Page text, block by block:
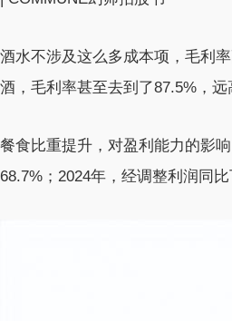
酒水不涉及这么多成本项，毛利
酒，毛利率甚至去到了87.5%，
餐食比重提升，对盈利能力的影
68.7%；2024年，经调整利润同